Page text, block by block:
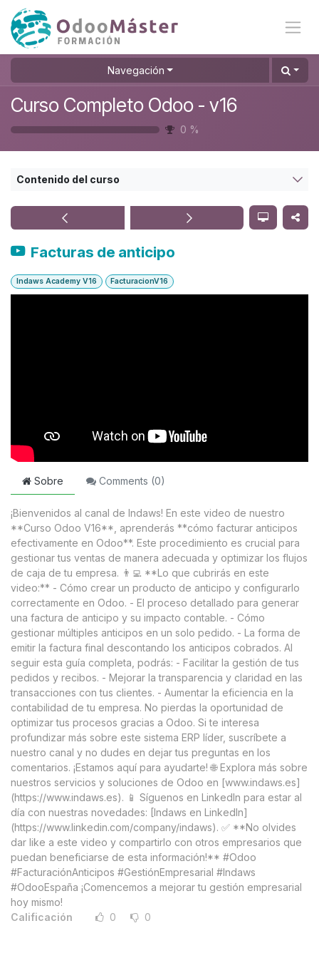
Ir al contenido
Navegación
Curso Completo Odoo - v16
0 %
Contenido del curso
Facturas de anticipo
Indaws Academy V16 FacturacionV16
Sobre Comments (0)
¡Bienvenidos al canal de Indaws! En este video de nuestro
**Curso Odoo V16**, aprenderás **cómo facturar anticipos
efectivamente en Odoo**. Este procedimiento es crucial para
gestionar tus ventas de manera adecuada y optimizar los flujos
de caja de tu empresa. 👨‍💻 **Lo que cubrirás en este
video:** - Cómo crear un producto de anticipo y configurarlo
correctamente en Odoo. - El proceso detallado para generar
una factura de anticipo y su impacto contable. - Cómo
gestionar múltiples anticipos en un solo pedido. - La forma de
emitir la factura final descontando los anticipos cobrados. Al
seguir esta guía completa, podrás: - Facilitar la gestión de tus
pedidos y recibos. - Mejorar la transparencia y claridad en las
transacciones con tus clientes. - Aumentar la eficiencia en la
contabilidad de tu empresa. No pierdas la oportunidad de
optimizar tus procesos gracias a Odoo. Si te interesa
profundizar más sobre este sistema ERP líder, suscríbete a
nuestro canal y no dudes en dejar tus preguntas en los
comentarios. ¡Estamos aquí para ayudarte! 🌐 Explora más sobre
nuestros servicios y soluciones de Odoo en [www.indaws.es]
(https://www.indaws.es). 📱 Síguenos en LinkedIn para estar al
día con nuestras novedades: [Indaws en LinkedIn]
(https://www.linkedin.com/company/indaws). ✅ **No olvides
dar like a este video y compartirlo con otros empresarios que
puedan beneficiarse de esta información!** #Odoo
#FacturaciónAnticipos #GestiónEmpresarial #Indaws
#OdooEspaña ¡Comencemos a mejorar tu gestión empresarial
hoy mismo!
Calificación
0 0